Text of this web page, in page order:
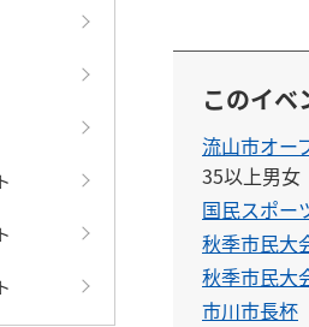
このイベ
流山市オー
35以上男女
国民スポー
秋季市民大
秋季市民大
市川市長杯